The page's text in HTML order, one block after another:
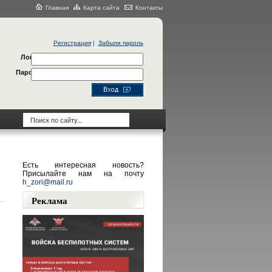
Главная Карта сайта Контакты
Регистрация| Забыли пароль
Логин
Пароль
Есть интересная новость?
Присылайте нам на почту
h_zori@mail.ru
Реклама